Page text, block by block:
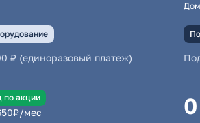
₽ (единоразовый платеж)
по акции
₽/мес 0